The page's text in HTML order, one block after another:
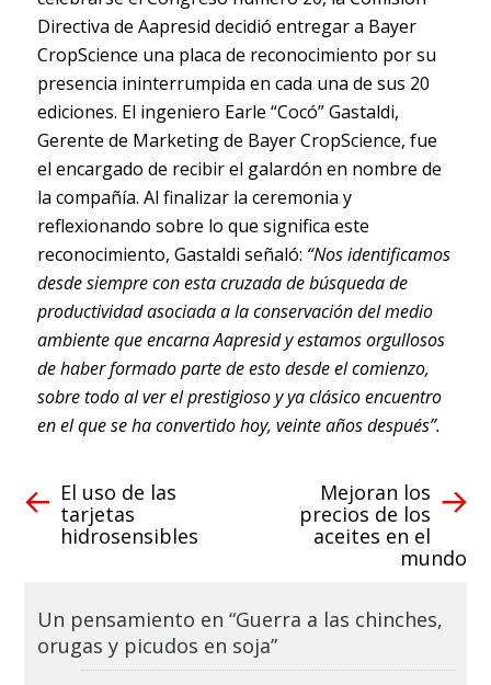
Directiva de Aapresid decidió entregar a Bayer
CropScience una placa de reconocimiento por su
presencia ininterrumpida en cada una de sus 20
ediciones. El ingeniero Earle “Cocó” Gastaldi,
Gerente de Marketing de Bayer CropScience, fue
el encargado de recibir el galardón en nombre de
la compañía. Al finalizar la ceremonia y
reflexionando sobre lo que significa este
reconocimiento, Gastaldi señaló: “Nos identificamos
desde siempre con esta cruzada de búsqueda de
productividad asociada a la conservación del medio
ambiente que encarna Aapresid y estamos orgullosos
de haber formado parte de esto desde el comienzo,
sobre todo al ver el prestigioso y ya clásico encuentro
en el que se ha convertido hoy, veinte años después”.
El uso de las
tarjetas
hidrosensibles
Mejoran los
precios de los
aceites en el
mundo
Un pensamiento en “Guerra a las chinches,
orugas y picudos en soja”